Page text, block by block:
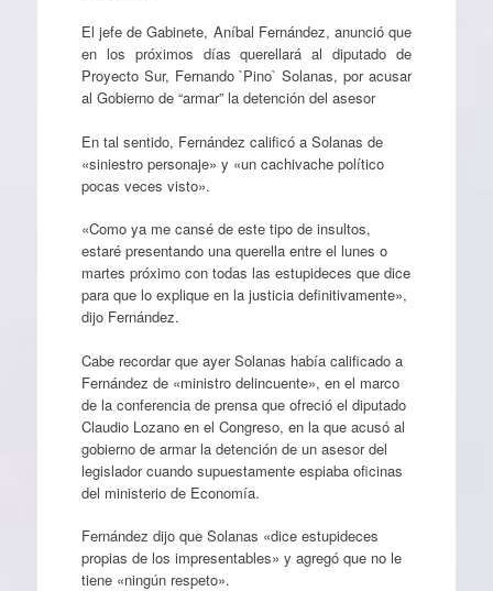
El jefe de Gabinete, Aníbal Fernández, anunció que
en los próximos días querellará al diputado de
Proyecto Sur, Fernando `Pino` Solanas, por acusar
al Gobierno de “armar” la detención del asesor
En tal sentido, Fernández calificó a Solanas de
«siniestro personaje» y «un cachivache político
pocas veces visto».
«Como ya me cansé de este tipo de insultos,
estaré presentando una querella entre el lunes o
martes próximo con todas las estupideces que dice
para que lo explique en la justicia definitivamente»,
dijo Fernández.
Cabe recordar que ayer Solanas había calificado a
Fernández de «ministro delincuente», en el marco
de la conferencia de prensa que ofreció el diputado
Claudio Lozano en el Congreso, en la que acusó al
gobierno de armar la detención de un asesor del
legislador cuando supuestamente espiaba oficinas
del ministerio de Economía.
Fernández dijo que Solanas «dice estupideces
propias de los impresentables» y agregó que no le
tiene «ningún respeto».